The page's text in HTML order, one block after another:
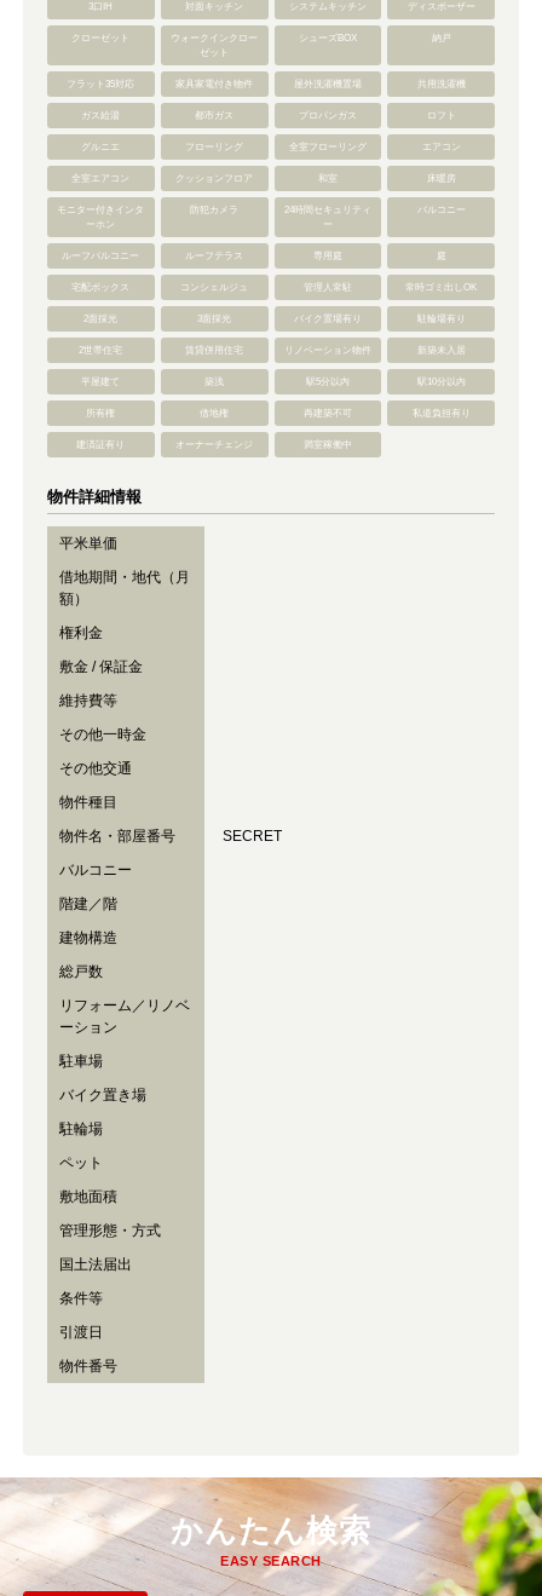
3口IH 対面キッチン システムキッチン ディスポーザー
クローゼット
ウォークインクロー
ゼット
シューズBOX 納戸
フラット35対応 家具家電付き物件 屋外洗濯機置場 共用洗濯機
ガス給湯 都市ガス プロパンガス ロフト
グルニエ フローリング 全室フローリング エアコン
全室エアコン クッションフロア 和室 床暖房
モニター付きインタ
ーホン
防犯カメラ
24時間セキュリティ
ー
バルコニー
ルーフバルコニー ルーフテラス 専用庭 庭
宅配ボックス コンシェルジュ 管理人常駐 常時ゴミ出しOK
2面採光 3面採光 バイク置場有り 駐輪場有り
2世帯住宅 賃貸併用住宅 リノベーション物件 新築未入居
平屋建て 築浅 駅5分以内 駅10分以内
所有権 借地権 再建築不可 私道負担有り
建済証有り オーナーチェンジ 満室稼働中
物件詳細情報
平米単価
借地期間・地代（月
額）
権利金
敷金 / 保証金
維持費等
その他一時金
その他交通
物件種目
物件名・部屋番号
SECRET
バルコニー
階建／階
建物構造
総戸数
リフォーム／リノベ
ーション
駐車場
バイク置き場
駐輪場
ペット
敷地面積
管理形態・方式
国土法届出
条件等
引渡日
物件番号
かんたん検索
EASY SEARCH